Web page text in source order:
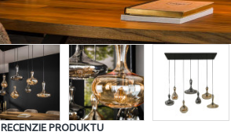
RECENZIE PRODUKTU